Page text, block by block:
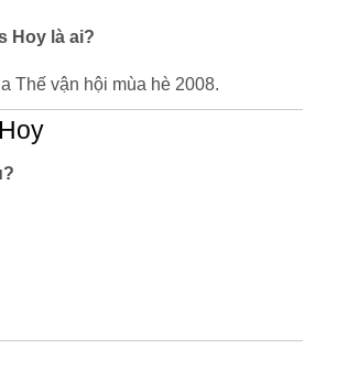
Hoy là ai?
Thế vận hội mùa hè 2008.